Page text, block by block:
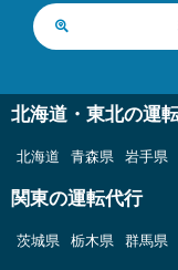
北海道・東北の運
北海道 青森県 岩手県
関東の運転代行
茨城県 栃木県 群馬県